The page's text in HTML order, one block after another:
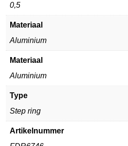
0,5
Materiaal
Aluminium
Materiaal
Aluminium
Type
Step ring
Artikelnummer